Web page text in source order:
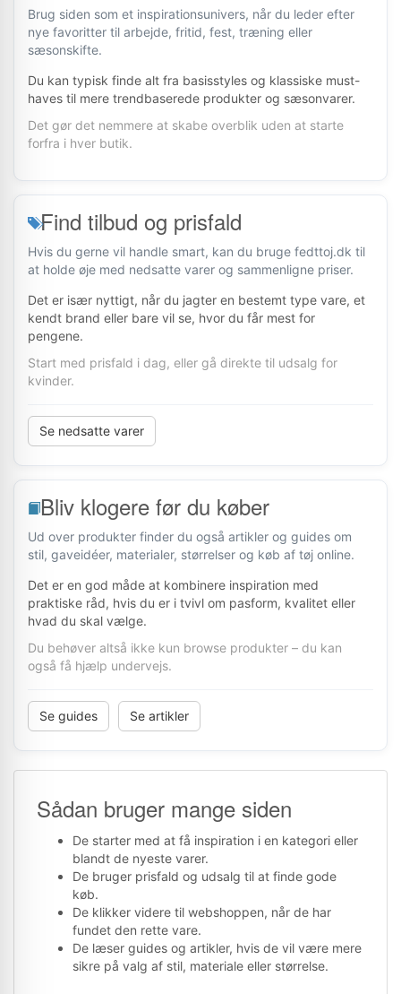
Brug siden som et inspirationsunivers, når du leder efter
nye favoritter til arbejde, fritid, fest, træning eller
sæsonskifte.
Du kan typisk finde alt fra basisstyles og klassiske must-
haves til mere trendbaserede produkter og sæsonvarer.
Det gør det nemmere at skabe overblik uden at starte
forfra i hver butik.
Find tilbud og prisfald
Hvis du gerne vil handle smart, kan du bruge fedttoj.dk til
at holde øje med nedsatte varer og sammenligne priser.
Det er især nyttigt, når du jagter en bestemt type vare, et
kendt brand eller bare vil se, hvor du får mest for
pengene.
Start med prisfald i dag, eller gå direkte til udsalg for
kvinder.
Se nedsatte varer
Bliv klogere før du køber
Ud over produkter finder du også artikler og guides om
stil, gaveidéer, materialer, størrelser og køb af tøj online.
Det er en god måde at kombinere inspiration med
praktiske råd, hvis du er i tvivl om pasform, kvalitet eller
hvad du skal vælge.
Du behøver altså ikke kun browse produkter – du kan
også få hjælp undervejs.
Se guides Se artikler
Sådan bruger mange siden
De starter med at få inspiration i en kategori eller
blandt de nyeste varer.
De bruger prisfald og udsalg til at finde gode
køb.
De klikker videre til webshoppen, når de har
fundet den rette vare.
De læser guides og artikler, hvis de vil være mere
sikre på valg af stil, materiale eller størrelse.